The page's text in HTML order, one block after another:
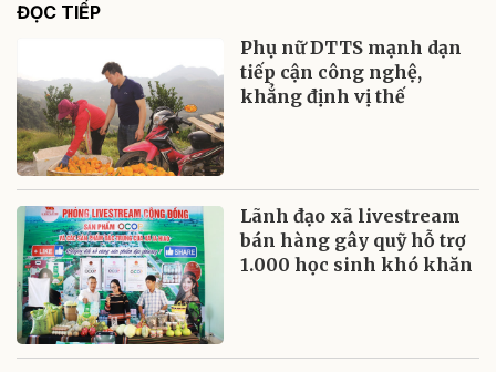
ĐỌC TIẾP
Phụ nữ DTTS mạnh dạn
tiếp cận công nghệ,
khẳng định vị thế
Lãnh đạo xã livestream
bán hàng gây quỹ hỗ trợ
1.000 học sinh khó khăn